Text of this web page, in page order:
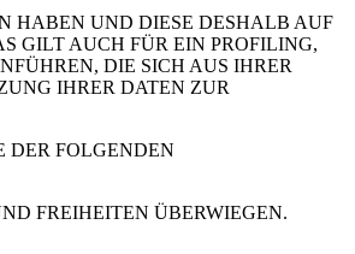
HABEN UND DIESE DESHALB AUF
GILT AUCH FÜR EIN PROFILING,
DIE SICH AUS IHRER
IHRER DATEN ZUR
DER FOLGENDEN
FREIHEITEN ÜBERWIEGEN.